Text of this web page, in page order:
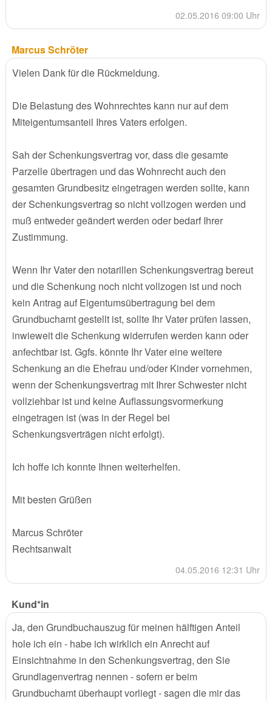
02.05.2016 09:00 Uhr
Marcus Schröter
Vielen Dank für die Rückmeldung.
Die Belastung des Wohnrechtes kann nur auf dem
Miteigentumsanteil Ihres Vaters erfolgen.
Sah der Schenkungsvertrag vor, dass die gesamte
Parzelle übertragen und das Wohnrecht auch den
gesamten Grundbesitz eingetragen werden sollte, kann
der Schenkungsvertrag so nicht vollzogen werden und
muß entweder geändert werden oder bedarf Ihrer
Zustimmung.
Wenn Ihr Vater den notarillen Schenkungsvertrag bereut
und die Schenkung noch nicht vollzogen ist und noch
kein Antrag auf Eigentumsübertragung bei dem
Grundbuchamt gestellt ist, sollte Ihr Vater prüfen lassen,
inwieweit die Schenkung widerrufen werden kann oder
anfechtbar ist. Ggfs. könnte Ihr Vater eine weitere
Schenkung an die Ehefrau und/oder Kinder vornehmen,
wenn der Schenkungsvertrag mit Ihrer Schwester nicht
vollziehbar ist und keine Auflassungsvormerkung
eingetragen ist (was in der Regel bei
Schenkungsverträgen nicht erfolgt).
Ich hoffe ich konnte Ihnen weiterhelfen.
Mit besten Grüßen
Marcus Schröter
Rechtsanwalt
04.05.2016 12:31 Uhr
Kund*in
Ja, den Grundbuchauszug für meinen hälftigen Anteil
hole ich ein - habe ich wirklich ein Anrecht auf
Einsichtnahme in den Schenkungsvertrag, den Sie
Grundlagenvertrag nennen - sofern er beim
Grundbuchamt überhaupt vorliegt - sagen die mir das